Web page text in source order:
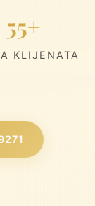
55+
KLIJENATA